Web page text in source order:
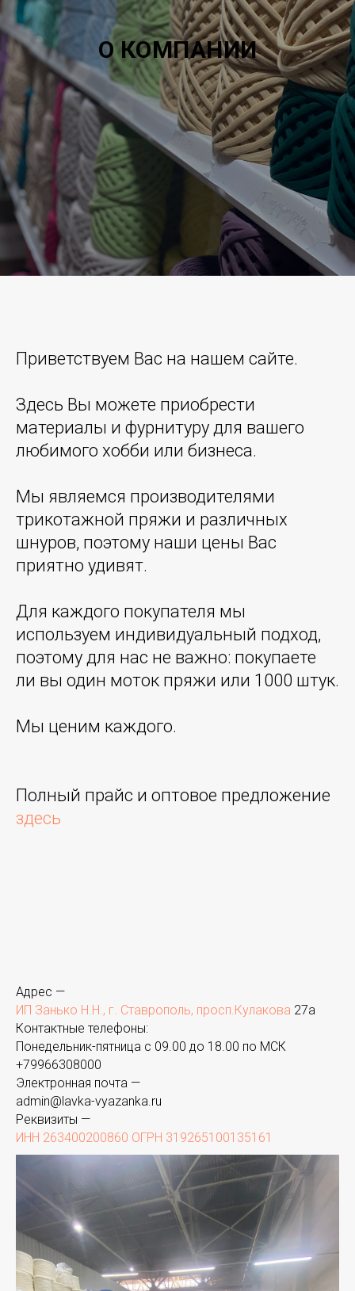
О КОМПАНИИ
Приветствуем Вас на нашем сайте.
Здесь Вы можете приобрести
материалы и фурнитуру для вашего
любимого хобби или бизнеса.
Мы являемся производителями
трикотажной пряжи и различных
шнуров, поэтому наши цены Вас
приятно удивят.
Для каждого покупателя мы
используем индивидуальный подход,
поэтому для нас не важно: покупаете
ли вы один моток пряжи или 1000 штук.
Мы ценим каждого.
Полный прайс и оптовое предложение
здесь
Адрес —
ИП Занько Н.Н., г. Ставрополь, просп.Кулакова 27а
Контактные телефоны:
Понедельник-пятница с 09.00 до 18.00 по МСК
+79966308000
Электронная почта —
admin@lavka-vyazanka.ru
Реквизиты —
ИНН 263400200860 ОГРН 319265100135161